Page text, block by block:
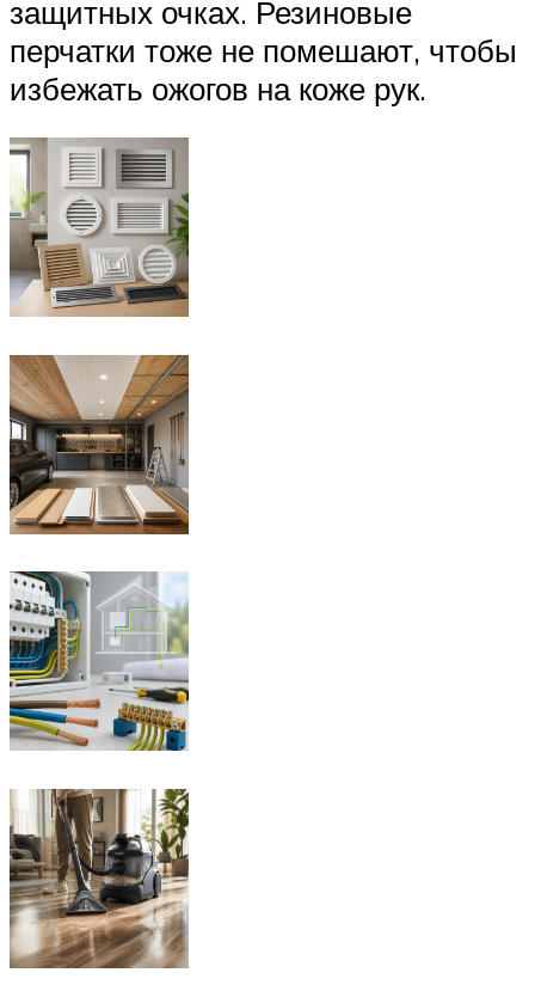
защитных очках. Резиновые
перчатки тоже не помешают, чтобы
избежать ожогов на коже рук.